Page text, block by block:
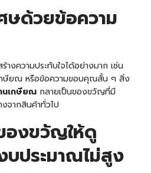
ษด้วยข้อความ
างความประทับใจได้อย่างมาก เช่น
ษียณ หรือข้อความขอบคุณสั้น ๆ สิ่ง
นเกษียณกลายเป็นของขวัญที่มี
จากสินค้าทั่วไป
องขวัญให้ดู
ประมาณไม่สูง